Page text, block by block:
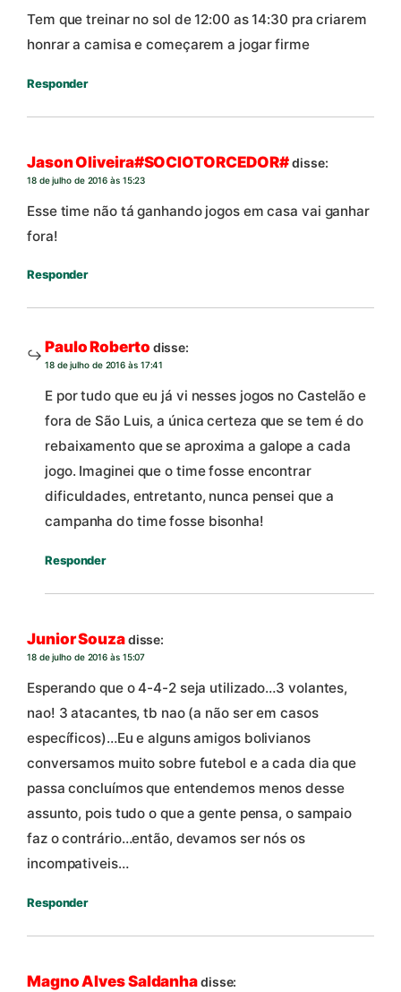
Tem que treinar no sol de 12:00 as 14:30 pra criarem
honrar a camisa e começarem a jogar firme
Responder
Jason Oliveira#SOCIOTORCEDOR#disse:
18 de julho de 2016 às 15:23
Esse time não tá ganhando jogos em casa vai ganhar
fora!
Responder
Paulo Roberto disse:
18 de julho de 2016 às 17:41
E por tudo que eu já vi nesses jogos no Castelão e
fora de São Luis, a única certeza que se tem é do
rebaixamento que se aproxima a galope a cada
jogo. Imaginei que o time fosse encontrar
dificuldades, entretanto, nunca pensei que a
campanha do time fosse bisonha!
Responder
Junior Souzadisse:
18 de julho de 2016 às 15:07
Esperando que o 4-4-2 seja utilizado…3 volantes,
nao! 3 atacantes, tb nao (a não ser em casos
específicos)…Eu e alguns amigos bolivianos
conversamos muito sobre futebol e a cada dia que
passa concluímos que entendemos menos desse
assunto, pois tudo o que a gente pensa, o sampaio
faz o contrário…então, devamos ser nós os
incompativeis…
Responder
Magno Alves Saldanhadisse: